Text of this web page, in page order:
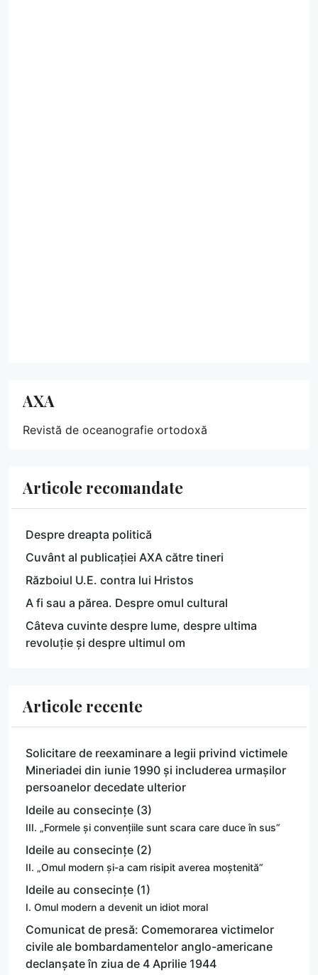
AXA
Revistă de oceanografie ortodoxă
Articole recomandate
Despre dreapta politică
Cuvânt al publicației AXA către tineri
Războiul U.E. contra lui Hristos
A fi sau a părea. Despre omul cultural
Câteva cuvinte despre lume, despre ultima
revoluție și despre ultimul om
Articole recente
Solicitare de reexaminare a legii privind victimele
Mineriadei din iunie 1990 și includerea urmașilor
persoanelor decedate ulterior
Ideile au consecințe (3)
III. „Formele și convențiile sunt scara care duce în sus”
Ideile au consecințe (2)
II. „Omul modern și-a cam risipit averea moștenită”
Ideile au consecințe (1)
I. Omul modern a devenit un idiot moral
Comunicat de presă: Comemorarea victimelor
civile ale bombardamentelor anglo-americane
declanșate în ziua de 4 Aprilie 1944